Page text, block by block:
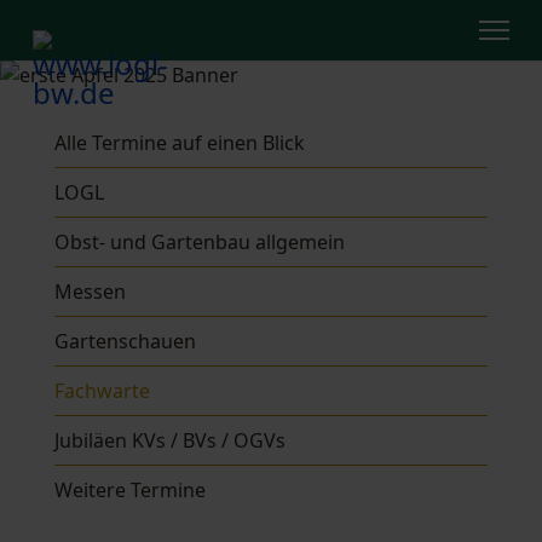
Alle Termine auf einen Blick
LOGL
Obst- und Gartenbau allgemein
Messen
Gartenschauen
Fachwarte
Jubiläen KVs / BVs / OGVs
Weitere Termine